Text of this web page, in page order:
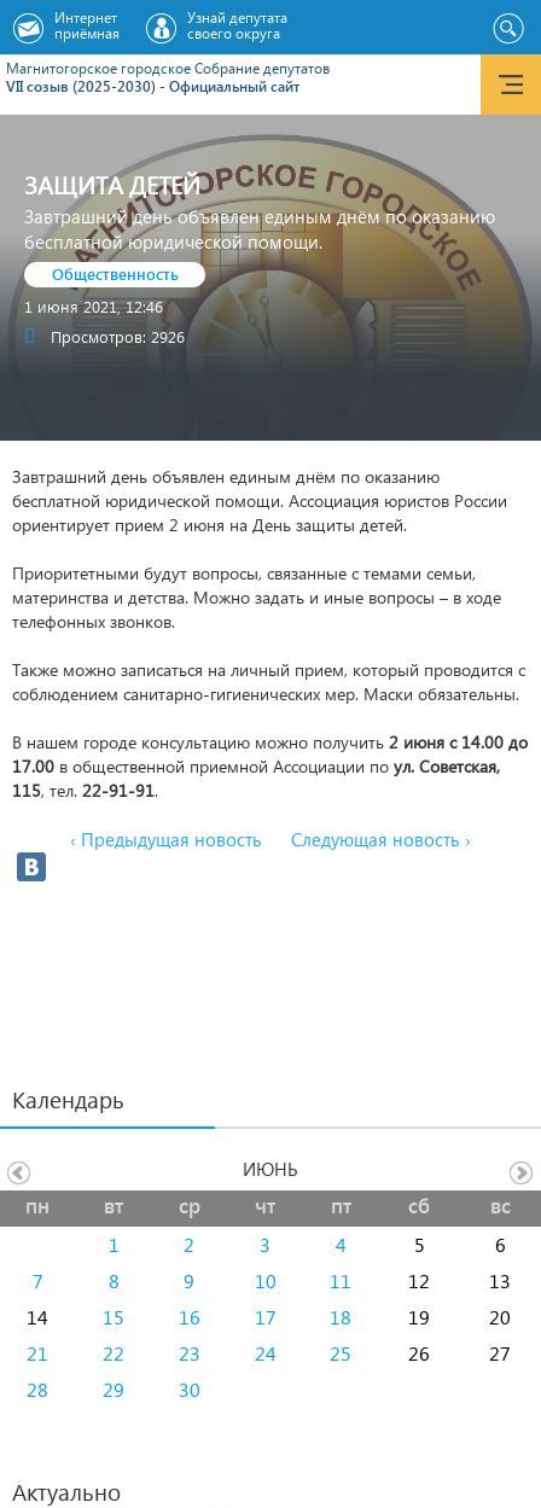
Магнитогорское городское Cобрание депутатов
VII созыв (2025-2030) - Официальный сайт
Интернет
приёмная
Узнай депутата
своего округа
ЗАЩИТА ДЕТЕЙ
Завтрашний день объявлен единым днём по оказанию
бесплатной юридической помощи.
Общественность
1 июня 2021, 12:46
Просмотров: 2926
Завтрашний день объявлен единым днём по оказанию
бесплатной юридической помощи. Ассоциация юристов России
ориентирует прием 2 июня на День защиты детей.
Приоритетными будут вопросы, связанные с темами семьи,
материнства и детства. Можно задать и иные вопросы – в ходе
телефонных звонков.
Также можно записаться на личный прием, который проводится с
соблюдением санитарно-гигиенических мер. Маски обязательны.
В нашем городе консультацию можно получить 2 июня с 14.00 до
17.00 в общественной приемной Ассоциации по ул. Советская,
115, тел. 22-91-91.
‹ Предыдущая новость Следующая новость ›
Календарь
пн вт ср чт пт сб вс
1 2 3 4 5
6
7
8 9 10 11 12
13
14
15 16 17 18 19
20
21
22 23 24 25 26
27
28
29 30
ИЮНЬ
Актуально